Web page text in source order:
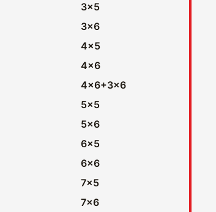
3x5
3x6
4x5
4x6
4x6+3x6
5x5
5x6
6x5
6x6
7x5
7x6